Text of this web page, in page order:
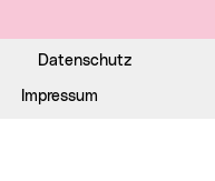
Datenschutz
Impressum